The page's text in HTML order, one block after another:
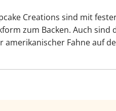
Creations sind mit
zum Backen. Auch
Fahne auf